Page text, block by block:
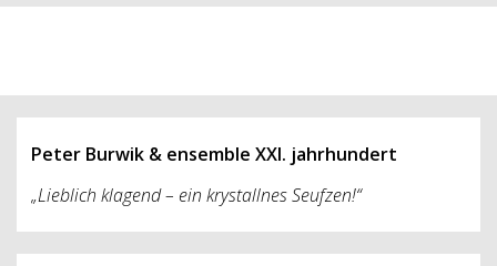
Peter Burwik & ensemble XXI. jahrhundert
„Lieblich klagend – ein krystallnes Seufzen!“